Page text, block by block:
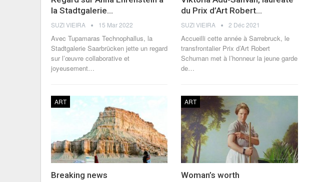
la Stadtgalerie…
SUZI VIEIRA 15 Mar 2022
Avec Tupamaras Technophallus, la
Stadtgalerie Saarbrücken jette un regard
sur l’œuvre collaborative et
joyeusement…
du Prix d’Art Robert…
SUZI VIEIRA 2 Déc 2021
Accueilli cette année à Sarrebruck, le
transfrontalier Prix d’Art Robert
Schuman met à l’honneur la jeune garde
de…
ART
Breaking news
ART
Woman’s worth